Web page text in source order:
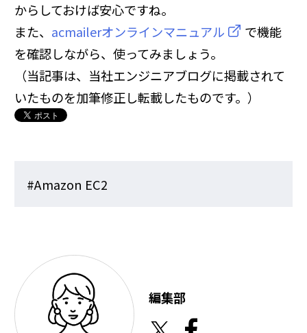
からしておけば安心ですね。
また、 acmailerオンラインマニュアル
で機能
を確認しながら、使ってみましょう。
（当記事は、当社エンジニアブログに掲載されて
いたものを加筆修正し転載したものです。）
#Amazon EC2
編集部